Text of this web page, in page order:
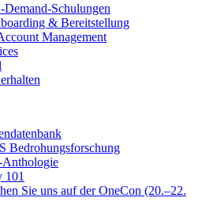
Schulungen
& Bereitstellung
Management
Bedrohungsforschung
Anthologie
101
Sie uns auf der OneCon (20.–22.